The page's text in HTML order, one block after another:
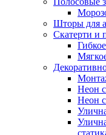
Шторы для
Скатерти и
Неон
Неон